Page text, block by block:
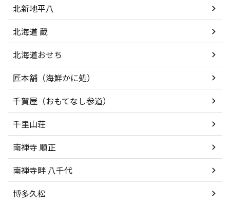
北新地平八
北海道 蔵
北海道おせち
匠本舗（海鮮かに処）
千賀屋（おもてなし参道）
千里山荘
南禅寺 順正
南禅寺畔 八千代
博多久松